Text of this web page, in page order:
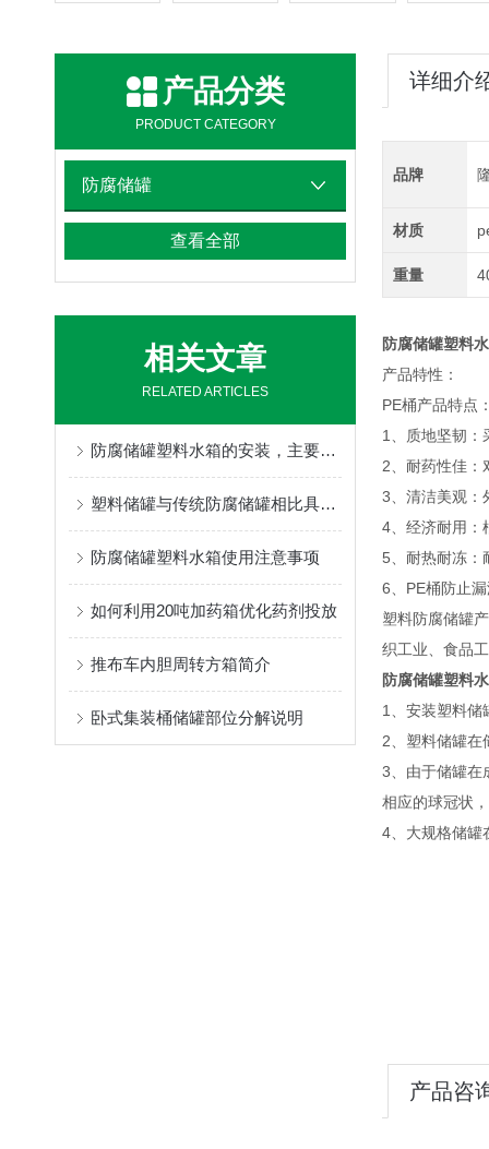
产品分类
PRODUCT CATEGORY
防腐储罐
查看全部
相关文章
RELATED ARTICLES
防腐储罐塑料水箱的安装，主要分为下列几个步骤
塑料储罐与传统防腐储罐相比具有哪些特点？
防腐储罐塑料水箱使用注意事项
如何利用20吨加药箱优化药剂投放
推布车内胆周转方箱简介
卧式集装桶储罐部位分解说明
详细介
品牌
材质
重量
防腐储罐塑料
产品特性：
PE桶产品特点
1、质地坚韧：
2、耐药性佳：
3、清洁美观：
4、经济耐用：
5、耐热耐冻：
6、PE桶防止
塑料防腐储罐
织工业、食品
防腐储罐塑料
1、安装塑料储
2、塑料储罐在
3、由于储罐在
相应的球冠状
4、大规格储罐
产品咨